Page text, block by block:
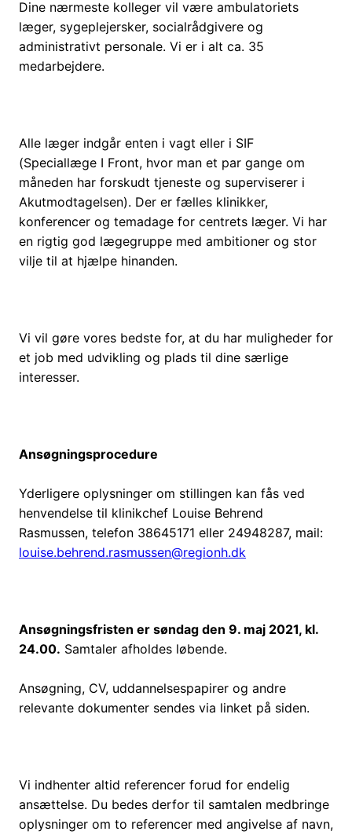
Dine nærmeste kolleger vil være ambulatoriets
læger, sygeplejersker, socialrådgivere og
administrativt personale. Vi er i alt ca. 35
medarbejdere.
Alle læger indgår enten i vagt eller i SIF
(Speciallæge I Front, hvor man et par gange om
måneden har forskudt tjeneste og superviserer i
Akutmodtagelsen). Der er fælles klinikker,
konferencer og temadage for centrets læger. Vi har
en rigtig god lægegruppe med ambitioner og stor
vilje til at hjælpe hinanden.
Vi vil gøre vores bedste for, at du har muligheder for
et job med udvikling og plads til dine særlige
interesser.
Ansøgningsprocedure
Yderligere oplysninger om stillingen kan fås ved
henvendelse til klinikchef Louise Behrend
Rasmussen, telefon 38645171 eller 24948287, mail:
louise.behrend.rasmussen@regionh.dk
Ansøgningsfristen er søndag den 9. maj 2021, kl.
24.00. Samtaler afholdes løbende.
Ansøgning, CV, uddannelsespapirer og andre
relevante dokumenter sendes via linket på siden.
Vi indhenter altid referencer forud for endelig
ansættelse. Du bedes derfor til samtalen medbringe
oplysninger om to referencer med angivelse af navn,